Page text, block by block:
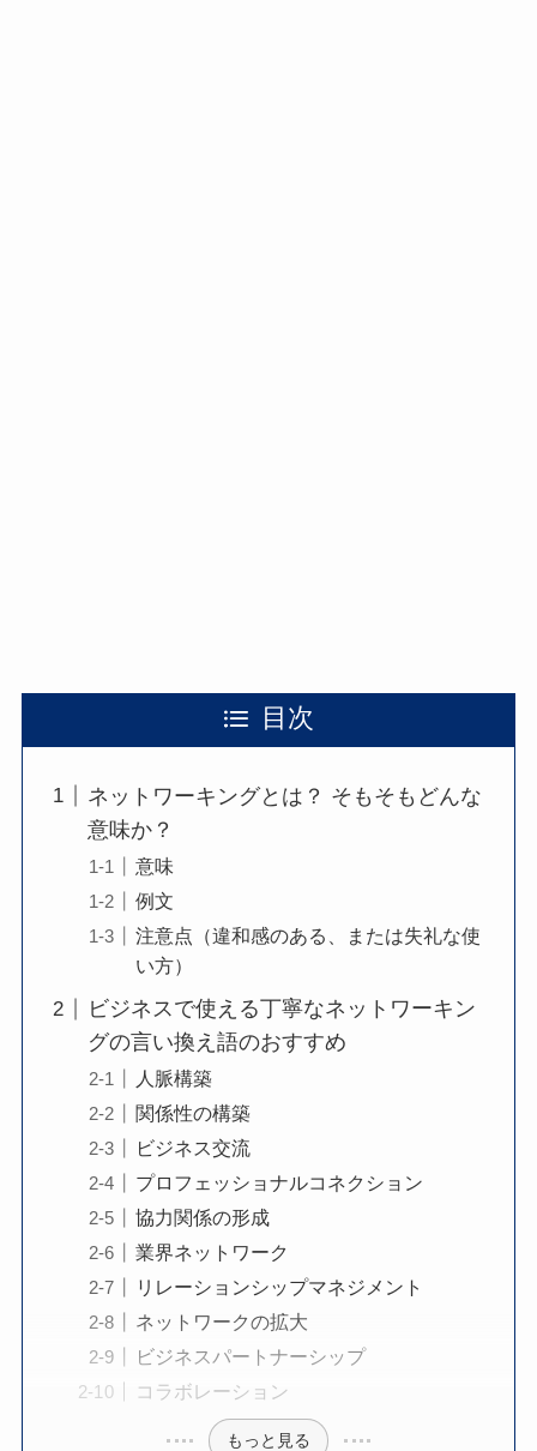
目次
ネットワーキングとは？ そもそもどんな
意味か？
意味
例文
注意点（違和感のある、または失礼な使
い方）
ビジネスで使える丁寧なネットワーキン
グの言い換え語のおすすめ
人脈構築
関係性の構築
ビジネス交流
プロフェッショナルコネクション
協力関係の形成
業界ネットワーク
リレーションシップマネジメント
ネットワークの拡大
ビジネスパートナーシップ
コラボレーション
もっと見る